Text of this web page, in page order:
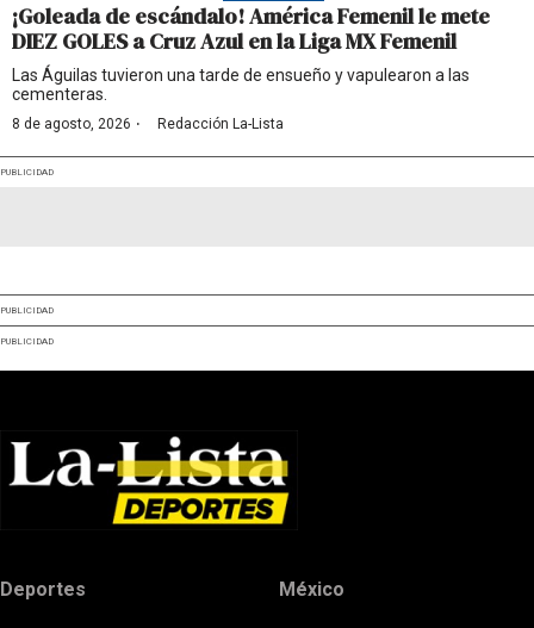
¡Goleada de escándalo! América Femenil le mete
DIEZ GOLES a Cruz Azul en la Liga MX Femenil
Las Águilas tuvieron una tarde de ensueño y vapulearon a las
cementeras.
8 de agosto, 2026 · Redacción La-Lista
PUBLICIDAD
PUBLICIDAD
PUBLICIDAD
Deportes México